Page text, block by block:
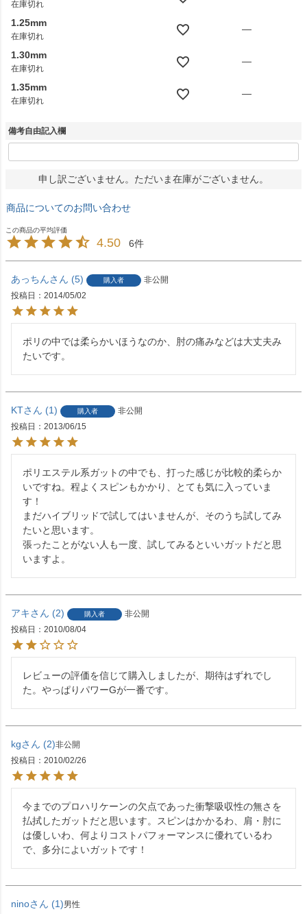
在庫切れ
1.25mm
在庫切れ
—
1.30mm
在庫切れ
—
1.35mm
在庫切れ
—
備考自由記入欄
申し訳ございません。ただいま在庫がございません。
商品についてのお問い合わせ
4.50 6
あっちん 5 購入者
非公開
投稿日
2014/05/02
ポリの中では柔らかいほうなのか、肘の痛みなどは大丈夫み
たいです。
KT 1 購入者
非公開
投稿日
2013/06/15
ポリエステル系ガットの中でも、打った感じが比較的柔らか
いですね。程よくスピンもかかり、とても気に入っていま
す！
まだハイブリッドで試してはいませんが、そのうち試してみ
たいと思います。
張ったことがない人も一度、試してみるといいガットだと思
いますよ。
アキ 2 購入者
非公開
投稿日
2010/08/04
レビューの評価を信じて購入しましたが、期待はずれでし
た。やっぱりパワーGが一番です。
kg 2 非公開
投稿日
2010/02/26
今までのプロハリケーンの欠点であった衝撃吸収性の無さを
払拭したガットだと思います。スピンはかかるわ、肩・肘に
は優しいわ、何よりコストパフォーマンスに優れているわ
で、多分によいガットです！
nino 1
男性